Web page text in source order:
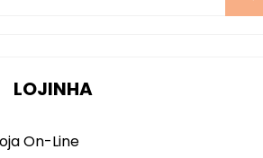
LOJINHA
On-Line